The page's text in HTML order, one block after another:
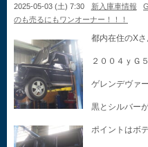
2025-05-03 (土) 7:30 新入庫車情報
のも売るにもワンオーナー！！！
都内在住のX
２００４ｙＧ
ゲレンデヴァ
黒とシルバー
ポイントはボ